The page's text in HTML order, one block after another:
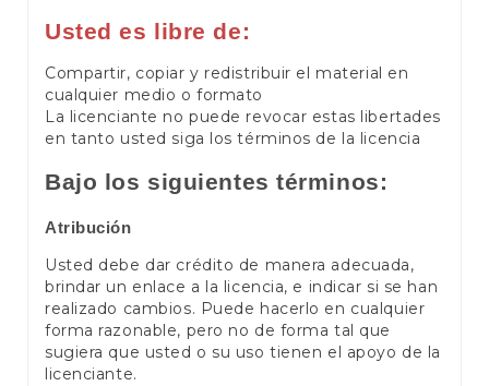
Usted es libre de:
Compartir, copiar y redistribuir el material en
cualquier medio o formato
La licenciante no puede revocar estas libertades
en tanto usted siga los términos de la licencia
Bajo los siguientes términos:
Atribución
Usted debe dar crédito de manera adecuada,
brindar un enlace a la licencia, e indicar si se han
realizado cambios. Puede hacerlo en cualquier
forma razonable, pero no de forma tal que
sugiera que usted o su uso tienen el apoyo de la
licenciante.